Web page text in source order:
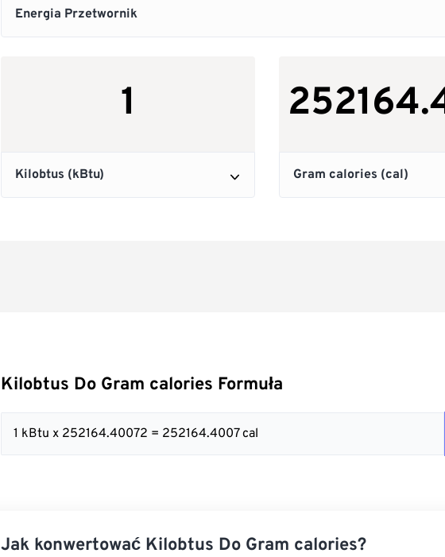
Kilobtus Do Gram calories Formuła
1 kBtu x 252164.40072 = 252164.4007 cal
Jak konwertować Kilobtus Do Gram calories?